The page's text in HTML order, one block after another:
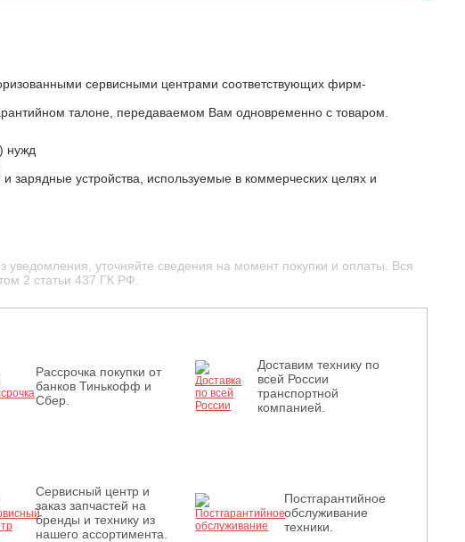
сервисными центрами соответствующих фирм-
талоне, передаваемом Вам одновременно с товаром.
нужд
зарядные устройства, используемые в коммерческих целях и
уведомления, уточняйте сведения на момент покупки и оплаты. Вся
2 статьи 437 ГК РФ.
Рассрочка покупки от
банков Тинькофф и
Сбер.
Доставим технику по
всей России
транспортной
компанией.
Сервисный центр и
заказ запчастей на
бренды и технику из
нашего ассортимента.
Постгарантийное
обслуживание
техники.